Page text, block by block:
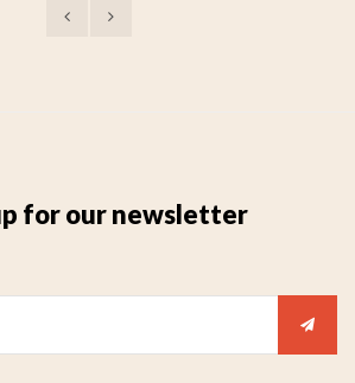
for our newsletter